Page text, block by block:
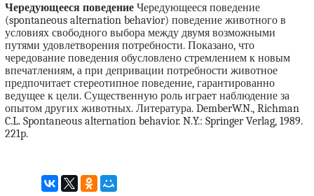
Чередующееся поведениеЧередующееся поведение
(spontaneous alternation behavior) поведение животного в
условиях свободного выбора между двумя возможными
путями удовлетворения потребности. Показано, что
чередование поведения обусловлено стремлением к новым
впечатлениям, а при депривации потребности животное
предпочитает стереотипное поведение, гарантированно
ведущее к цели. Существенную роль играет наблюдение за
опытом других животных. Литература. DemberW.N., Richman
C.L. Spontaneous alternation behavior. N.Y.: Springer Verlag, 1989.
221p.